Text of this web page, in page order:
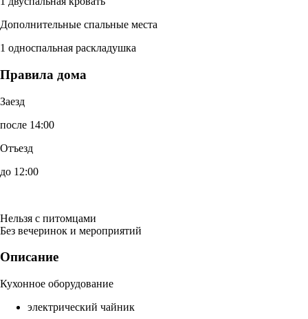
Дополнительные спальные места
1 односпальная раскладушка
Правила дома
Заезд
после 14:00
Отъезд
до 12:00
Нельзя с питомцами
Без вечеринок и мероприятий
Описание
Кухонное оборудование
электрический чайник